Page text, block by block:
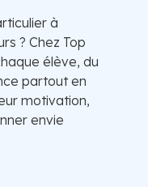
à
? Chez Top
élève, du
partout en
motivation,
envie